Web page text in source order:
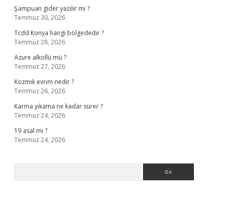
Şampuan gider yazılır mı ?
Temmuz 30, 2026
Tcdd Konya hangi bölgededir ?
Temmuz 28, 2026
Azure alkollü mü ?
Temmuz 27, 2026
Kozmik evrim nedir ?
Temmuz 26, 2026
Karma yıkama ne kadar sürer ?
Temmuz 24, 2026
19 asal mı ?
Temmuz 24, 2026